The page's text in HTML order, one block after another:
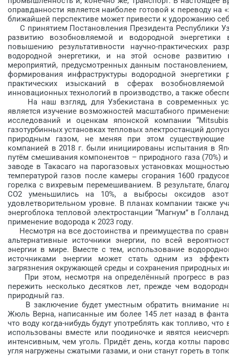
оправданности является наиболее готовой к переводу
ближайшей перспективе может привести к удорожанию
С принятием Постановления Президента Республики
развитию возобновляемой и водородной
повышению результативности научно-практических
водородной энергетики, и на этой основе развитию
мероприятий, предусмотренных данным
формирования инфраструктуры водородной
практических изысканий в сферах
инновационных технологий в производство, а также
На наш взгляд, для Узбекистана в современных
является изучение возможностей масштабного
исследований и оценкам японской компании
газотурбинных установках тепловых электростанций
природным газом, не меняя при этом существующие
компанией в 2018 г. были инициированы испытания в
путём смешивания компонентов – природного газа
заводе в Такасаго на парогазовых установках
температурой газов после камеры сгорания 1600
горелка с вихревым перемешиванием. В результате,
СО2 уменьшились на 10%, а выбросы оксидов
удовлетворительном уровне. В планах компании также
энергоблока тепловой электростанции “Магнум” в
применение водорода к 2023 году.
Несмотря на все достоинства и преимущества по
альтернативные источники энергии, по всей
энергии в мире. Вместе с тем, использование
источниками энергии может стать одним из
загрязнения окружающей среды и сохранения
При этом, несмотря на определённый прогресс в
пережить несколько десятков лет, прежде чем
природный газ.
В заключение будет уместным обратить внимание на
Жюль Верна, написанные им более 145 лет назад в
что воду когда-нибудь будут употреблять как топливо,
использованы вместе или поодиночке и явятся
интенсивным, чем уголь. Придёт день, когда котлы
угля нагружены сжатыми газами, и они станут гореть в